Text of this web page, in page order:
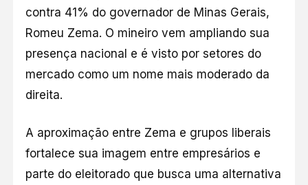
contra 41% do governador de Minas Gerais,
Romeu Zema. O mineiro vem ampliando sua
presença nacional e é visto por setores do
mercado como um nome mais moderado da
direita.
A aproximação entre Zema e grupos liberais
fortalece sua imagem entre empresários e
parte do eleitorado que busca uma alternativa